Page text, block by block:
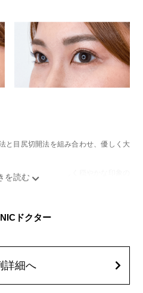
と目尻切開法を組み合わせ、優しく大
下げることで、優しく穏やかな印象の
す。
。また、稀に細菌感染症、左右差、後
、睫毛が切れたり抜ける、結膜腫脹な
)
ドクター
詳細へ